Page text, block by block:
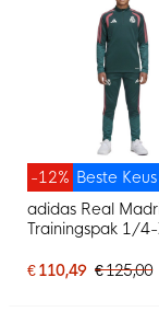
Beste Keus
-12%
adidas Real
Trainingspak 1/
Donkergroen
€ 110,49 € 125,00